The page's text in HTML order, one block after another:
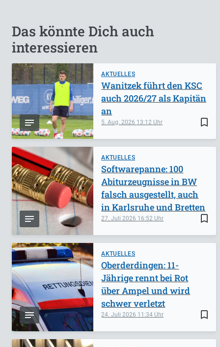
Das könnte Dich auch
interessieren
AKTUELLES
bookmark_border
5. Aug. 2026 13:12
Wanitzek führt den KSC
auch 2026/27 als Kapitän
an
AKTUELLES
bookmark_border
27. Juli 2026 16:52
Softwarepanne: 100
Abiturzeugnisse in BW
falsch ausgestellt, auch
in Karlsruhe und Bretten
AKTUELLES
bookmark_border
24. Juli 2026 11:34
Oberderdingen: 11-
Jährige rennt bei Rot
über Ampel und wird
schwer verletzt